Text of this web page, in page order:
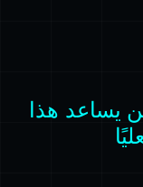
يساعد هذا